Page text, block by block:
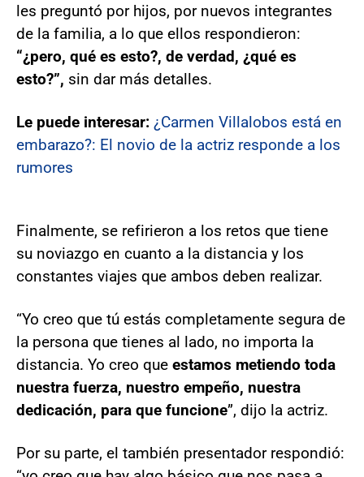
les preguntó por hijos, por nuevos integrantes
de la familia, a lo que ellos respondieron:
“¿pero, qué es esto?, de verdad, ¿qué es
esto?”, sin dar más detalles.
Le puede interesar: ¿Carmen Villalobos está en
embarazo?: El novio de la actriz responde a los
rumores
Finalmente, se refirieron a los retos que tiene
su noviazgo en cuanto a la distancia y los
constantes viajes que ambos deben realizar.
“Yo creo que tú estás completamente segura de
la persona que tienes al lado, no importa la
distancia. Yo creo que estamos metiendo toda
nuestra fuerza, nuestro empeño, nuestra
dedicación, para que funcione”, dijo la actriz.
Por su parte, el también presentador respondió: